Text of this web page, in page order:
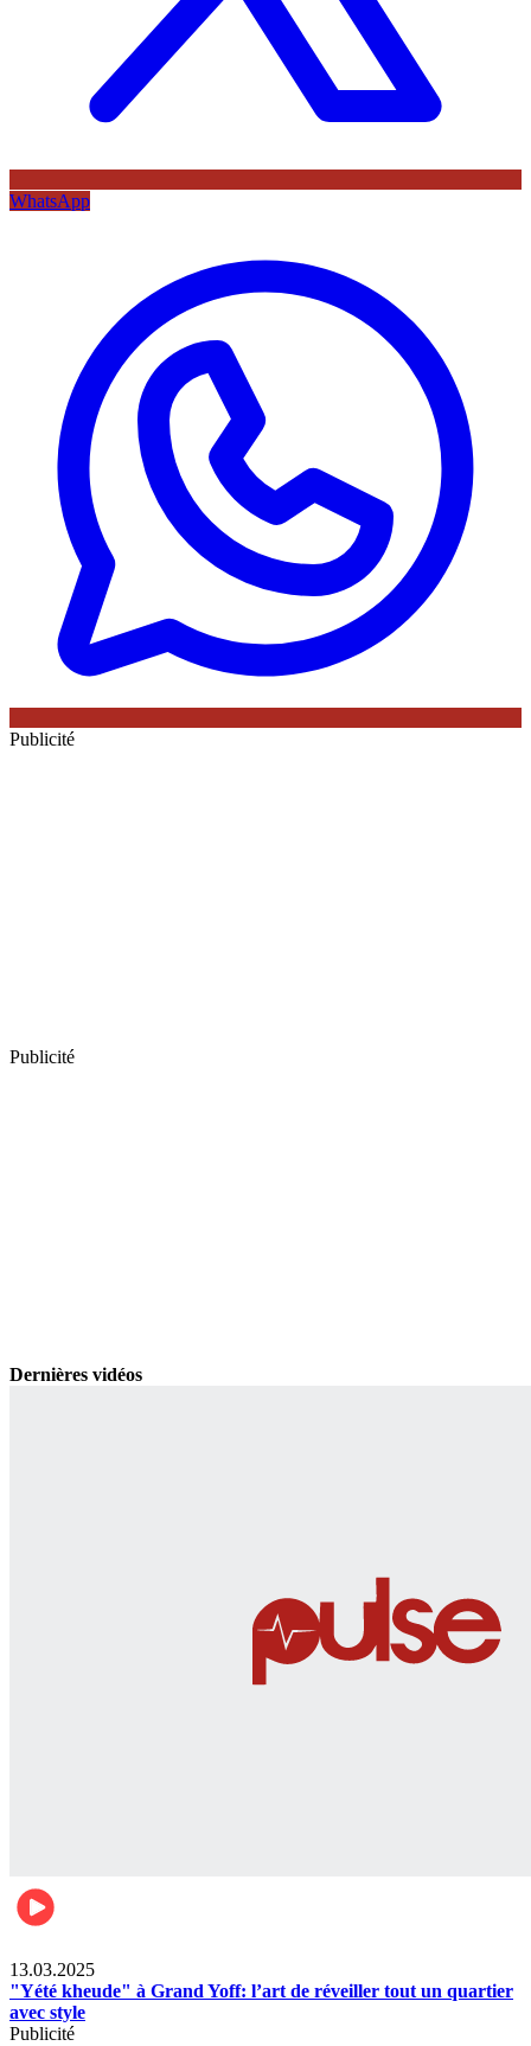
WhatsApp
Publicité
Publicité
Dernières vidéos
13.03.2025
"Yété kheude" à Grand Yoff: l’art de réveiller tout un quartier
avec style
Publicité